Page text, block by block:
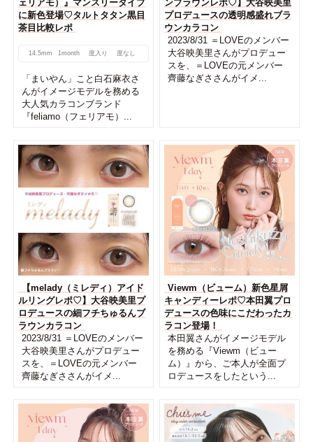
ェリアモ）』マンスリータイプ
に新色登場♡タルトタタン黒目
茶目比較レポ
14.5mm 1month 度入り 度なし
「まいやん」こと白石麻衣さ
んがイメージモデルを務める
大人気カラコンブランド
『feliamo（フェリアモ）...
ンブラウンレポ♡】大谷映美里
プロデュースの透明感盛れブラ
ウンカラコン
2023/8/31 ＝LOVEのメンバー
大谷映美里さんがプロデュー
スを、＝LOVEの元メンバー
齊藤なぎささんがイメ...
【melady（ミレディ）アイド
ルリングレポ♡】大谷映美里プ
ロデュースの細フチちゅるんブ
ラウンカラコン
2023/8/31 ＝LOVEのメンバー
大谷映美里さんがプロデュー
スを、＝LOVEの元メンバー
齊藤なぎささんがイメ...
Viewm（ビューム）新色星屑
キャンディーレポ♡本田翼プロ
デュースの色味にこだわったカ
ラコン登場！
本田翼さんがイメージモデル
を務める『Viewm（ビュー
ム）』から、ご本人が全面プ
ロデュースをしたという...